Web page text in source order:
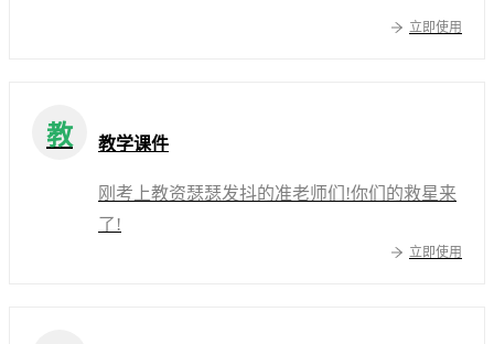
立即使用
教 教学课件
刚考上教资瑟瑟发抖的准老师们!你们的救星来
了!
立即使用